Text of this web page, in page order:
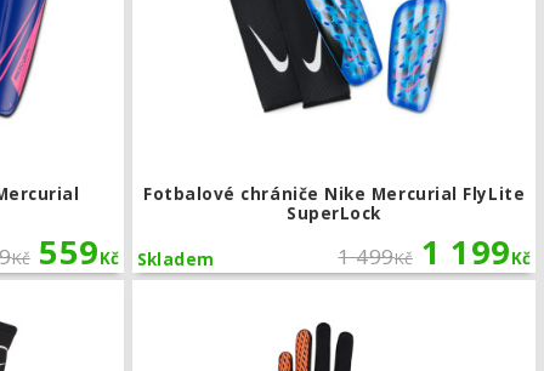
Kč 559Kč
Fotbalové chrániče Nike Mercurial FlyLite
SuperLock
1 499Kč 1 199Kč
Skladem